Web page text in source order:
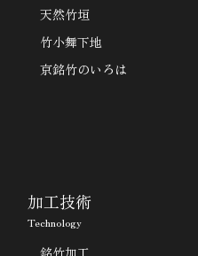
天然竹垣
竹小舞下地
京銘竹のいろは
加工技術
Technology